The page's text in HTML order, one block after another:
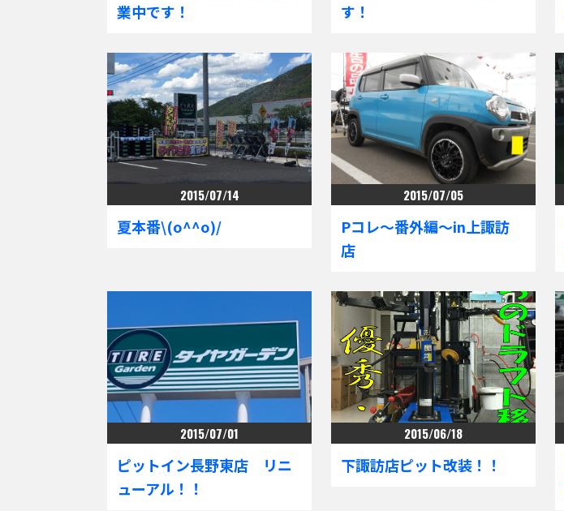
業中です！
す！
2015/07/14
夏本番\(o^^o)/
2015/07/05
Pコレ～番外編～in上諏訪
店
2015/07/01
ピットイン長野東店 リニ
ューアル！！
2015/06/18
下諏訪店ピット改装！！